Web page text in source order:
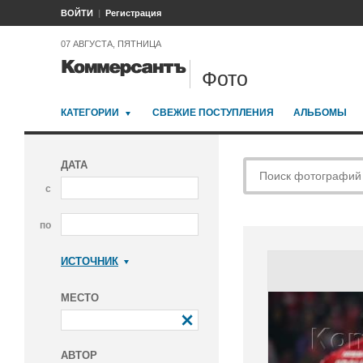
ВОЙТИ Регистрация
07 АВГУСТА, ПЯТНИЦА
Фото
КАТЕГОРИИ СВЕЖИЕ ПОСТУПЛЕНИЯ АЛЬБОМЫ
ДАТА
с
по
ИСТОЧНИК
МЕСТО
АВТОР